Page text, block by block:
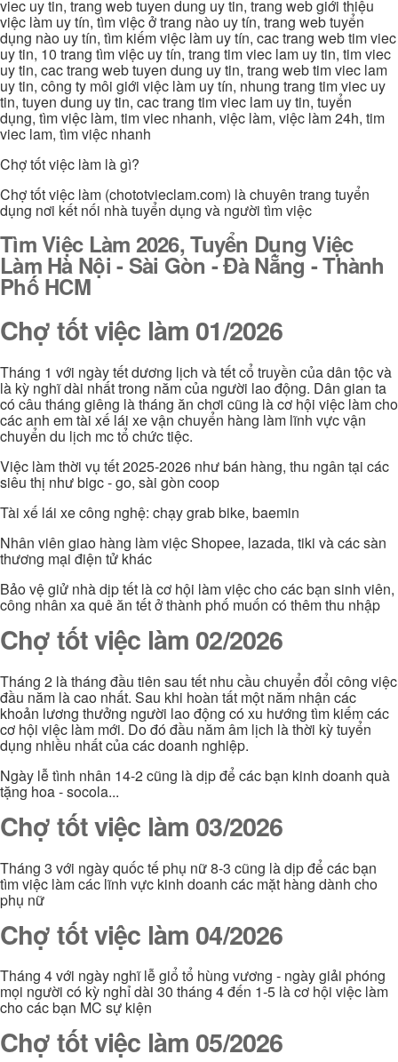
viec uy tin, trang web tuyen dung uy tin, trang web giới thiệu
việc làm uy tín, tìm việc ở trang nào uy tín, trang web tuyển
dụng nào uy tín, tìm kiếm việc làm uy tín, cac trang web tim viec
uy tin, 10 trang tìm việc uy tín, trang tim viec lam uy tin, tim viec
uy tin, cac trang web tuyen dung uy tin, trang web tim viec lam
uy tin, công ty môi giới việc làm uy tín, nhung trang tim viec uy
tin, tuyen dung uy tin, cac trang tim viec lam uy tin, tuyển
dụng, tìm việc làm, tim viec nhanh, việc làm, việc làm 24h, tim
viec lam, tìm việc nhanh
Chợ tốt việc làm là gì?
Chợ tốt việc làm (chototvieclam.com) là chuyên trang tuyển
dụng nơi kết nối nhà tuyển dụng và người tìm việc
Tìm Việc Làm 2026, Tuyển Dụng Việc
Làm Hà Nội - Sài Gòn - Đà Nẵng - Thành
Phố HCM
Chợ tốt việc làm 01/2026
Tháng 1 với ngày tết dương lịch và tết cổ truyền của dân tộc và
là kỳ nghĩ dài nhất trong năm của người lao động. Dân gian ta
có câu tháng giêng là tháng ăn chơi cũng là cơ hội việc làm cho
các anh em tài xế lái xe vận chuyển hàng làm lĩnh vực vận
chuyển du lịch mc tổ chức tiệc.
Việc làm thời vụ tết 2025-2026 như bán hàng, thu ngân tại các
siêu thị như bigc - go, sài gòn coop
Tài xế lái xe công nghệ: chạy grab bike, baemin
Nhân viên giao hàng làm việc Shopee, lazada, tiki và các sàn
thương mại điện tử khác
Bảo vệ giử nhà dịp tết là cơ hội làm việc cho các bạn sinh viên,
công nhân xa quê ăn tết ở thành phố muốn có thêm thu nhập
Chợ tốt việc làm 02/2026
Tháng 2 là tháng đầu tiên sau tết nhu cầu chuyển đổi công việc
đầu năm là cao nhất. Sau khi hoàn tất một năm nhận các
khoản lương thưởng người lao động có xu hướng tìm kiếm các
cơ hội việc làm mới. Do đó đầu năm âm lịch là thời kỳ tuyển
dụng nhiều nhất của các doanh nghiệp.
Ngày lễ tình nhân 14-2 cũng là dịp để các bạn kinh doanh quà
tặng hoa - socola...
Chợ tốt việc làm 03/2026
Tháng 3 với ngày quốc tế phụ nữ 8-3 cũng là dịp để các bạn
tìm việc làm các lĩnh vực kinh doanh các mặt hàng dành cho
phụ nữ
Chợ tốt việc làm 04/2026
Tháng 4 với ngày nghĩ lễ giổ tổ hùng vương - ngày giải phóng
mọi người có kỳ nghỉ dài 30 tháng 4 đến 1-5 là cơ hội việc làm
cho các bạn MC sự kiện
Chợ tốt việc làm 05/2026